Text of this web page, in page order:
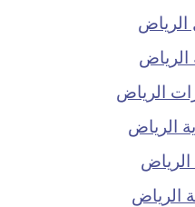
الرياض
الرياض
الرياض